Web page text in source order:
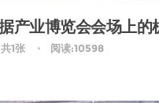
共1张 阅读:10598